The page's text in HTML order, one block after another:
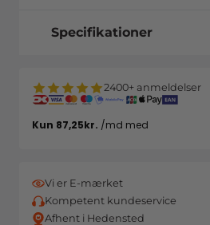
Specifikationer
2400+ anmeldelser
Vi er E-mærket
Kompetent kundeservice
Afhent i Hedensted